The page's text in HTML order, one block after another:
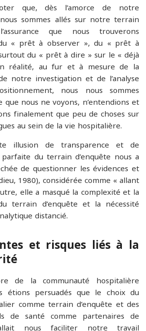
que, dès l’amorce de notre
sommes allés sur notre terrain
que nous trouverons
« prêt à observer », du « prêt à
du « prêt à dire » sur le « déjà
réalité, au fur et à mesure de la
notre investigation et de l’analyse
nous nous sommes
que nous ne voyons, n’entendions et
finalement que peu de choses sur
au sein de la vie hospitalière.
illusion de transparence et de
parfaite du terrain d’enquête nous a
de questionner les évidences et
1980), considérée comme « allant
elle a masqué la complexité et la
terrain d’enquête et la nécessité
distancié.
et risques liés à la
de la communauté hospitalière
étions persuadés que le choix du
comme terrain d’enquête et des
de santé comme partenaires de
nous faciliter notre travail